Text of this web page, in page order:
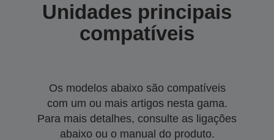
Unidades principais
compatíveis
Os modelos abaixo são compatíveis
com um ou mais artigos nesta gama.
Para mais detalhes, consulte as ligações
abaixo ou o manual do produto.